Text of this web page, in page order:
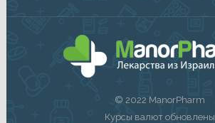
© 2022 ManorPharm
Курсы валют обновлены